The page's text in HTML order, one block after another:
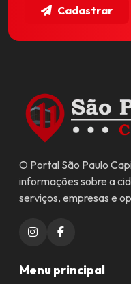
Cadastrar
O Portal São Paulo
informações sobre a
serviços, empresas e
Menu principal